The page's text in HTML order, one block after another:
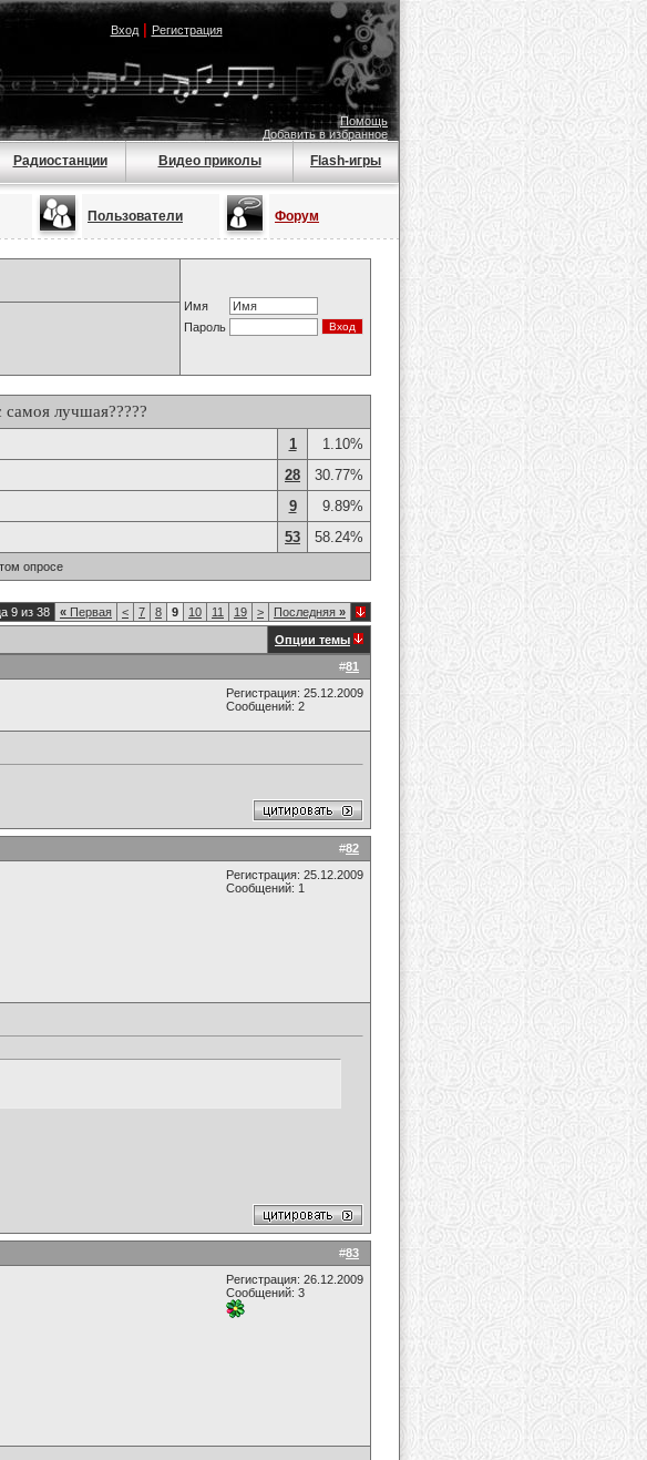
Вход| Регистрация
Помощь
Добавить в избранное
Радиостанции Видео приколы Flash-игры
Пользователи Форум
Имя
Пароль
лучшая?????
1
1.10%
28
30.77%
9
9.89%
53 58.24%
опросе
9 из 38 « Первая < 7 8 9 10 11 19 > Последняя »
Опции темы
#81
Регистрация: 25.12.2009
Сообщений: 2
#82
Регистрация: 25.12.2009
Сообщений: 1
#83
Регистрация: 26.12.2009
Сообщений: 3